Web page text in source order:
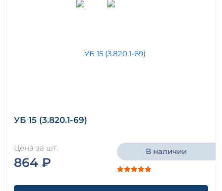
УБ 15 (3.820.1-69)
Цена за шт.
864 ₽
В наличии